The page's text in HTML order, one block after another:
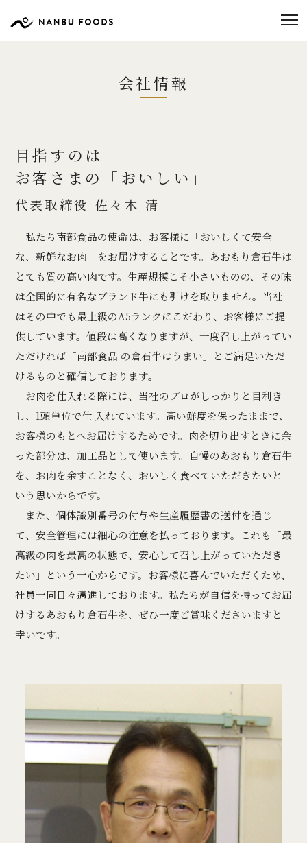
会社情報
目指すのは
お客さまの「おいしい」
代表取締役 佐々木 清
私たち南部食品の使命は、お客様に「おいしくて安全
な、新鮮なお肉」をお届けすることです。あおもり倉石牛は
とても質の高い肉です。生産規模こそ小さいものの、その味
は全国的に有名なブランド牛にも引けを取りません。当社
はその中でも最上級のA5ランクにこだわり、お客様にご提
供しています。値段は高くなりますが、一度召し上がってい
ただければ「南部食品 の倉石牛はうまい」とご満足いただ
けるものと確信しております。
お肉を仕入れる際には、当社のプロがしっかりと目利き
し、1頭単位で仕 入れています。高い鮮度を保ったままで、
お客様のもとへお届けするためです。肉を切り出すときに余
った部分は、加工品として使います。自慢のあおもり倉石牛
を、お肉を余すことなく、おいしく食べていただきたいと
いう思いからです。
また、個体識別番号の付与や生産履歴書の送付を通じ
て、安全管理には細心の注意を払っております。これも「最
高級の肉を最高の状態で、安心して召し上がっていただき
たい」という一心からです。お客様に喜んでいただくため、
社員一同日々邁進しております。私たちが自信を持ってお届
けするあおもり倉石牛を、ぜひ一度ご賞味くださいますと
幸いです。